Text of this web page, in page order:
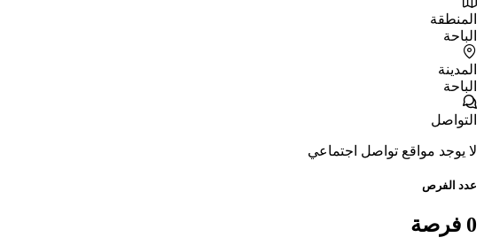
المنطقة
الباحة
المدينة
الباحة
التواصل
لا يوجد مواقع تواصل اجتماعي
عدد الفرص
0 فرصة